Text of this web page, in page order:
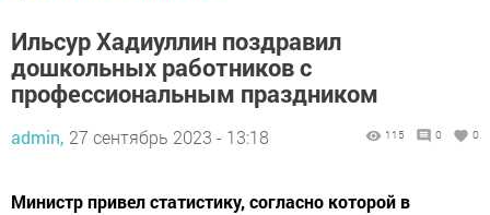
Ильсур Хадиуллин поздравил
дошкольных работников с
профессиональным праздником
admin, 27 сентябрь 2023 - 13:18 115 0 0
Министр привел статистику, согласно которой в